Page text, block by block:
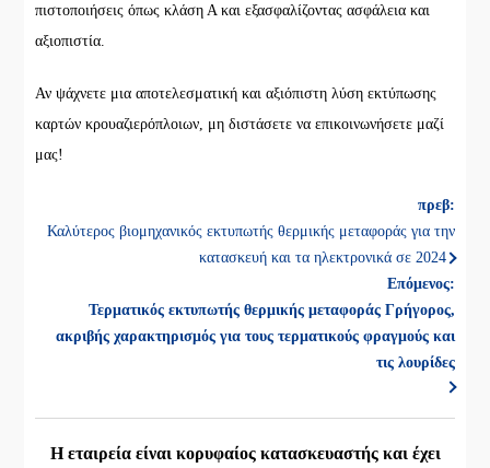
πιστοποιήσεις όπως κλάση Α και εξασφαλίζοντας ασφάλεια και
αξιοπιστία.
Αν ψάχνετε μια αποτελεσματική και αξιόπιστη λύση εκτύπωσης
καρτών κρουαζιερόπλοιων, μη διστάσετε να επικοινωνήσετε μαζί
μας!
πρεβ:
Καλύτερος βιομηχανικός εκτυπωτής θερμικής μεταφοράς για την
κατασκευή και τα ηλεκτρονικά σε 2024
Επόμενος:
Τερματικός εκτυπωτής θερμικής μεταφοράς Γρήγορος,
ακριβής χαρακτηρισμός για τους τερματικούς φραγμούς και
τις λουρίδες
Η εταιρεία είναι κορυφαίος κατασκευαστής και έχει